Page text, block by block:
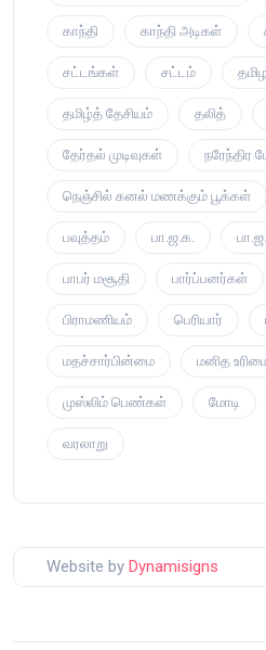
காந்தி காந்தி அடிகள்
சட்டங்கள் சட்டம்
தமிழ்த் தேசியம் தலித்
தேர்தல் முடிவுகள் நரேந்திர
நெஞ்சில் கனல் மணக்கும் பூக்கள்
பவுத்தம் பா.ஜ.க.
பாபர் மசூதி பார்ப்பனர்கள்
பிராமணியம் பெரியார்
மதச்சார்பின்மை மனித
முஸ்லிம் பெண்கள் மோடி
வரலாறு
Website by Dynamisigns